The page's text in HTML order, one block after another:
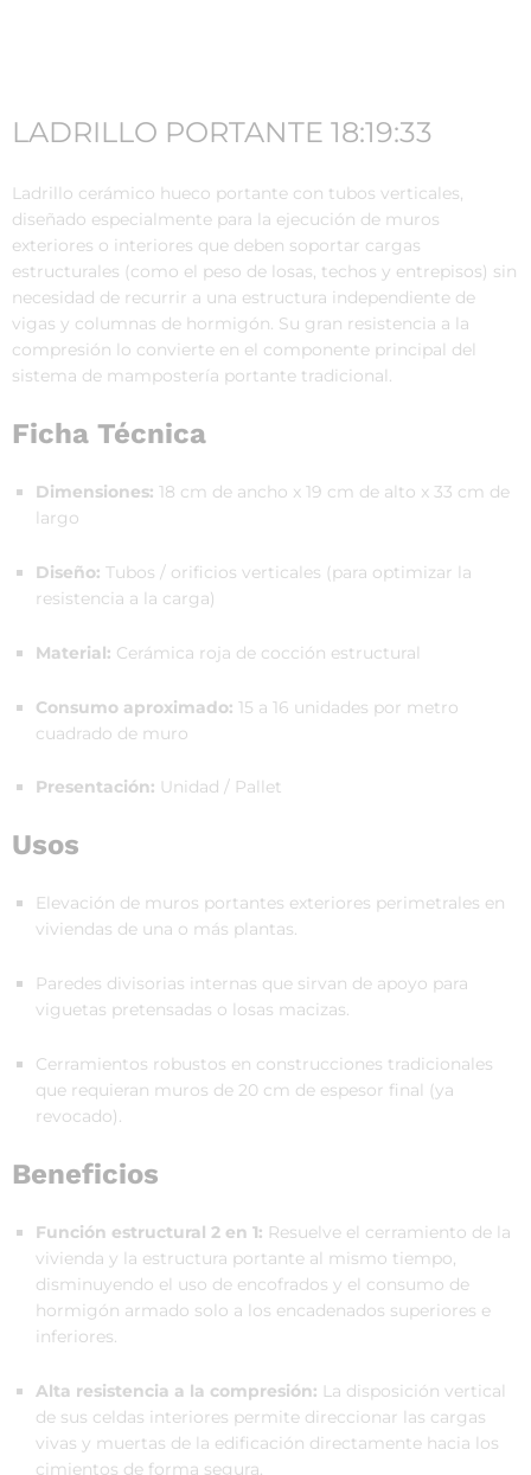
LADRILLO PORTANTE 18:19:33
Ladrillo cerámico hueco portante con tubos verticales,
diseñado especialmente para la ejecución de muros
exteriores o interiores que deben soportar cargas
estructurales (como el peso de losas, techos y entrepisos) sin
necesidad de recurrir a una estructura independiente de
vigas y columnas de hormigón. Su gran resistencia a la
compresión lo convierte en el componente principal del
sistema de mampostería portante tradicional.
Ficha Técnica
Dimensiones: 18 cm de ancho x 19 cm de alto x 33 cm de
largo
Diseño: Tubos / orificios verticales (para optimizar la
resistencia a la carga)
Material: Cerámica roja de cocción estructural
Consumo aproximado: 15 a 16 unidades por metro
cuadrado de muro
Presentación: Unidad / Pallet
Usos
Elevación de muros portantes exteriores perimetrales en
viviendas de una o más plantas.
Paredes divisorias internas que sirvan de apoyo para
viguetas pretensadas o losas macizas.
Cerramientos robustos en construcciones tradicionales
que requieran muros de 20 cm de espesor final (ya
revocado).
Beneficios
Función estructural 2 en 1: Resuelve el cerramiento de la
vivienda y la estructura portante al mismo tiempo,
disminuyendo el uso de encofrados y el consumo de
hormigón armado solo a los encadenados superiores e
inferiores.
Alta resistencia a la compresión: La disposición vertical
de sus celdas interiores permite direccionar las cargas
vivas y muertas de la edificación directamente hacia los
cimientos de forma segura.